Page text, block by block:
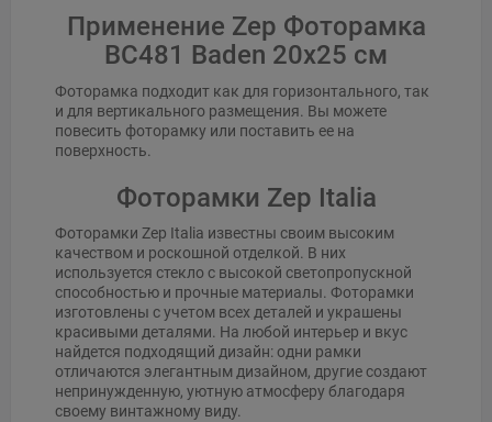
Применение Zep Фоторамка
BC481 Baden 20x25 см
Фоторамка подходит как для горизонтального, так
и для вертикального размещения. Вы можете
повесить фоторамку или поставить ее на
поверхность.
Фоторамки Zep Italia
Фоторамки Zep Italia известны своим высоким
качеством и роскошной отделкой. В них
используется стекло с высокой светопропускной
способностью и прочные материалы. Фоторамки
изготовлены с учетом всех деталей и украшены
красивыми деталями. На любой интерьер и вкус
найдется подходящий дизайн: одни рамки
отличаются элегантным дизайном, другие создают
непринужденную, уютную атмосферу благодаря
своему винтажному виду.